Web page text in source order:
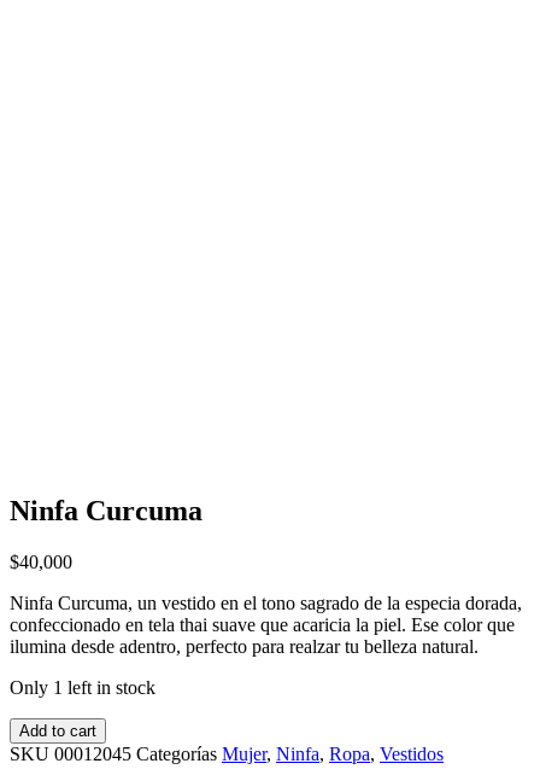
Ninfa Curcuma
$40,000
Ninfa Curcuma, un vestido en el tono sagrado de la especia dorada,
confeccionado en tela thai suave que acaricia la piel. Ese color que
ilumina desde adentro, perfecto para realzar tu belleza natural.
Only 1 left in stock
Add to cart
SKU 00012045 Categorías Mujer, Ninfa, Ropa, Vestidos